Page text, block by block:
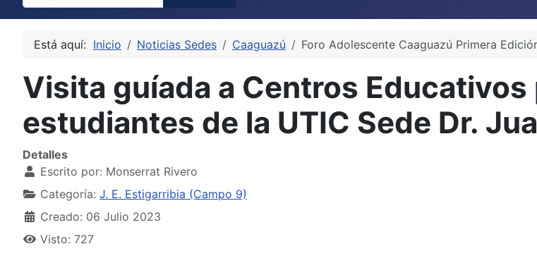
Type 2 or more characters for results.
Está aquí: Inicio Noticias Sedes Caaguazú Foro Adolescente Caaguazú Primera
Visita guíada a Centros
estudiantes de la UTIC Sede Dr.
Detalles
Escrito por: Monserrat Rivero
Categoría: J. E. Estigarribia (Campo 9)
Creado: 06 Julio 2023
Visto: 727